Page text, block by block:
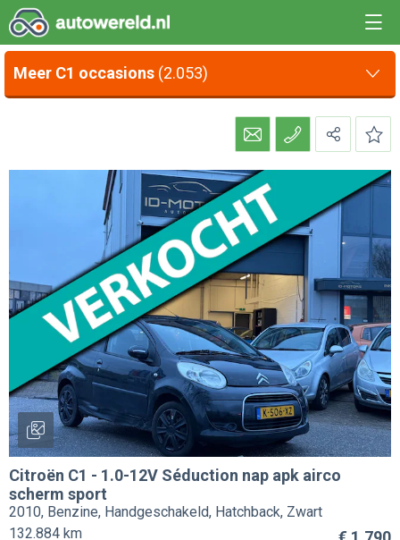
Meer C1 occasions (2.053)
Citroën C1 - 1.0-12V Séduction nap apk airco
scherm sport
2010, Benzine, Handgeschakeld, Hatchback, Zwart
132.884 km